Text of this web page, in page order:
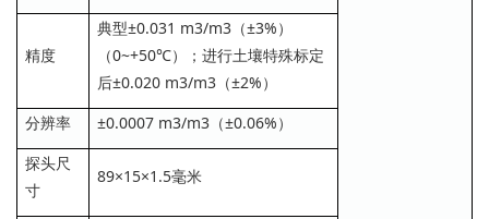
精度
典型±0.031 m3/m3（±3%）
（0~+50℃）；进行土壤特殊标定
后±0.020 m3/m3（±2%）
分辨率
±0.0007 m3/m3（±0.06%）
探头尺
寸
89×15×1.5毫米